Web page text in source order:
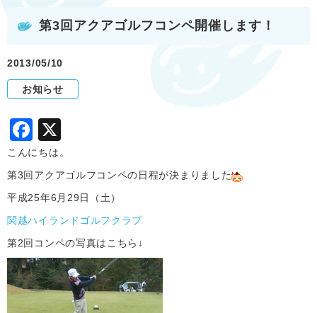
第3回アクアゴルフコンペ開催します！
2013/05/10
お知らせ
F
a
c
e
b
o
o
k
こんにちは。
第3回アクアゴルフコンペの日程が決まりました
平成25年6月29日（土）
関越ハイランドゴルフクラブ
第2回コンペの写真はこちら↓